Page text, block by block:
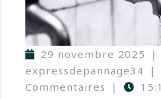
29 novembre 2025
|
expressdepannage34 |
Commentaires
|